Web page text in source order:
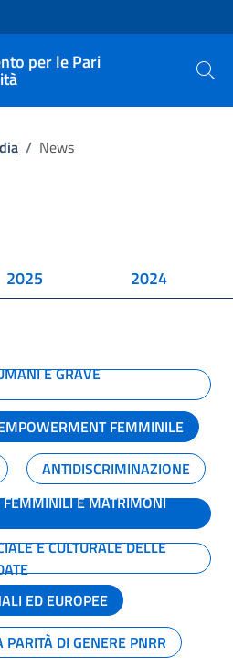
per le Pari
Cerca
/ News
2025 2024
E GRAVE
FEMMINILE
ANTIDISCRIMINAZIONE
E MATRIMONI
E CULTURALE DELLE
ED EUROPEE
DI GENERE PNRR